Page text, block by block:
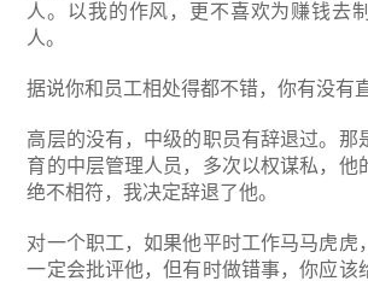
人。以我的作风，更不喜欢为赚钱去
人。
据说你和员工相处得都不错，你有没有
高层的没有，中级的职员有辞退过。那
育的中层管理人员，多次以权谋私，他
绝不相符，我决定辞退了他。
对一个职工，如果他平时工作马马虎虎
一定会批评他，但有时做错事，你应该